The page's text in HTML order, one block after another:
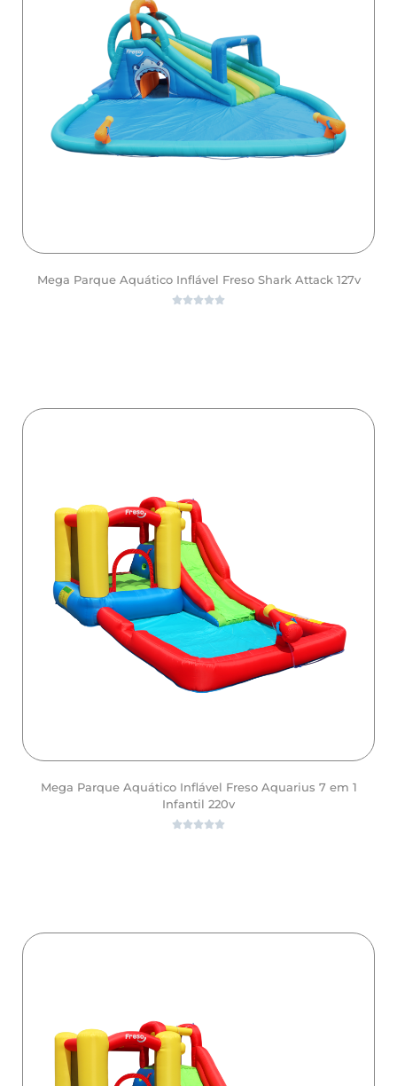
Mega Parque Aquático Inflável Freso Shark Attack 127v

Mega Parque Aquático Inflável Freso Aquarius 7 em 1
Infantil 220v
